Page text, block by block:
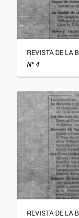
REVISTA DE LA
Nº 4
REVISTA DE LA